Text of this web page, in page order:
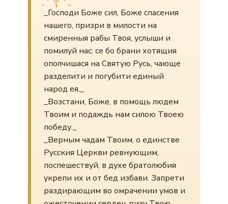
_Господи Боже сил, Боже спасения
нашего, призри в милости на
смиренныя рабы Твоя, услыши и
помилуй нас: се бо брани хотящия
ополчишася на Святую Русь, чающе
разделити и погубити единый
народ ея._
_Возстани, Боже, в помощь людем
Твоим и подаждь нам силою Твоею
победу._
_Верным чадам Твоим, о единстве
Русския Церкви ревнующим,
поспешествуй, в духе братолюбия
укрепи их и от бед избави. Запрети
раздирающим во омрачении умов и